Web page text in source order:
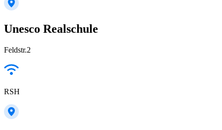
Unesco Realschule
Feldstr.2
RSH